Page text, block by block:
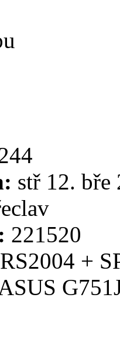
stř 12. bře
221520
+